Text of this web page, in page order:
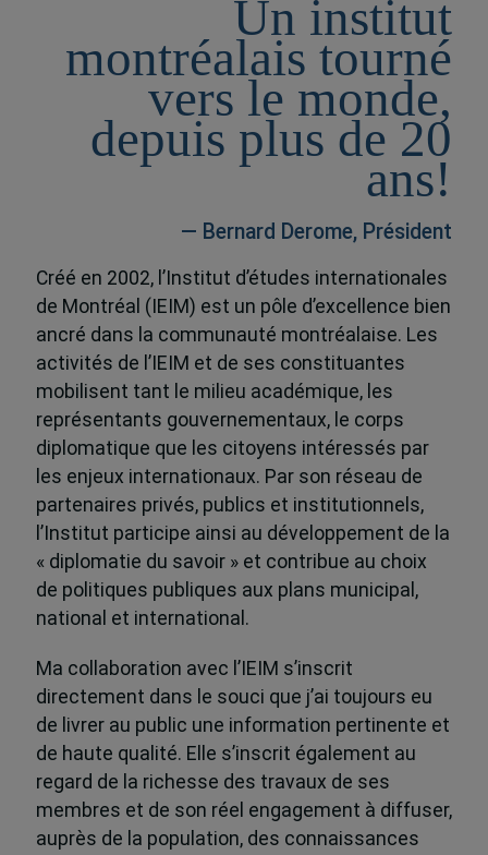
Un institut
montréalais tourné
vers le monde,
depuis plus de 20
ans!
— Bernard Derome, Président
Créé en 2002, l’Institut d’études internationales
de Montréal (IEIM) est un pôle d’excellence bien
ancré dans la communauté montréalaise. Les
activités de l’IEIM et de ses constituantes
mobilisent tant le milieu académique, les
représentants gouvernementaux, le corps
diplomatique que les citoyens intéressés par
les enjeux internationaux. Par son réseau de
partenaires privés, publics et institutionnels,
l’Institut participe ainsi au développement de la
« diplomatie du savoir » et contribue au choix
de politiques publiques aux plans municipal,
national et international.
Ma collaboration avec l’IEIM s’inscrit
directement dans le souci que j’ai toujours eu
de livrer au public une information pertinente et
de haute qualité. Elle s’inscrit également au
regard de la richesse des travaux de ses
membres et de son réel engagement à diffuser,
auprès de la population, des connaissances